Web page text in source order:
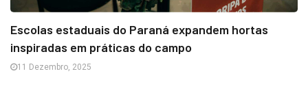
Escolas estaduais do Paraná expandem hortas
inspiradas em práticas do campo
11 Dezembro, 2025